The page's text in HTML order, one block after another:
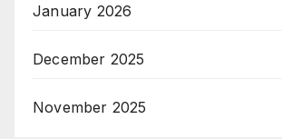
January 2026
December 2025
November 2025